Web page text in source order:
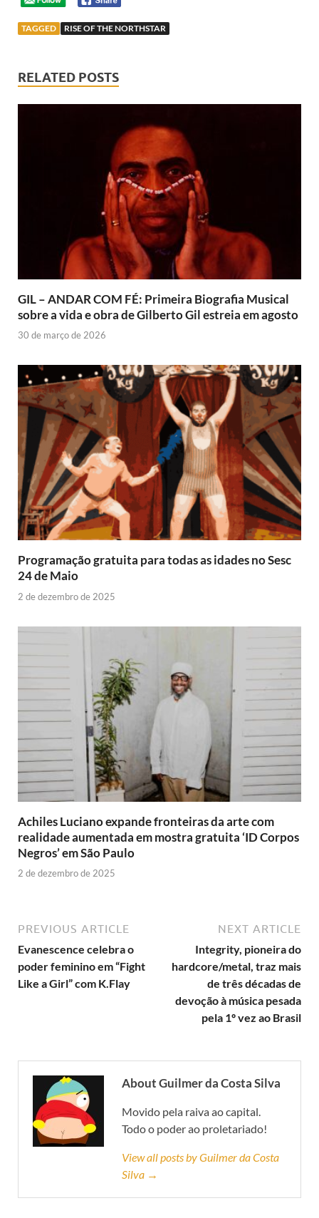
TAGGED RISE OF THE NORTHSTAR
RELATED POSTS
GIL – ANDAR COM FÉ: Primeira Biografia Musical
sobre a vida e obra de Gilberto Gil estreia em agosto
30 de março de 2026
Programação gratuita para todas as idades no Sesc
24 de Maio
2 de dezembro de 2025
Achiles Luciano expande fronteiras da arte com
realidade aumentada em mostra gratuita ‘ID Corpos
Negros’ em São Paulo
2 de dezembro de 2025
PREVIOUS ARTICLE
Evanescence celebra o
poder feminino em “Fight
Like a Girl” com K.Flay
NEXT ARTICLE
Integrity, pioneira do
hardcore/metal, traz mais
de três décadas de
devoção à música pesada
pela 1º vez ao Brasil
About Guilmer da Costa Silva
Movido pela raiva ao capital.
Todo o poder ao proletariado!
View all posts by Guilmer da Costa
Silva →